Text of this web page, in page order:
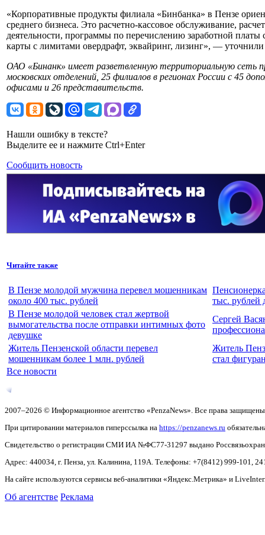
«Корпоративные продукты филиала «Бинбанка» в Пензе
среднего бизнеса. Это расчетно-кассовое обслуживание,
деятельности, программы по перечислению заработной
карты с лимитами овердрафт, эквайринг, лизинг», — уточнили
ОАО «Бинанк» имеет разветвленную территориальную
московских отделений, 25 филиалов в регионах России c 45
офисами и 26 представительств.
Нашли ошибку в тексте?
Выделите ее и нажмите Ctrl+Enter
Сообщить новость
Читайте также
В Пензе молодой мужчина перевел мошенникам
около 400 тыс. рублей
тыс. рублей
В Пензе молодой человек стал жертвой
вымогательства после отправки интимных фото
девушке
Сергей
Житель Пензенской области перевел
мошенникам более 1 млн. рублей
Житель
стал
Все новости
2007–2026 © Информационное агентство «PenzaNews». Все права
При цитировании материалов гиперссылка на https://penzanews.ru
Свидетельство о регистрации СМИ ИА №ФС77-31297 выдано
Адрес: 440034, г. Пенза, ул. Калинина, 119А. Телефоны: +7(8412) 999-101,
На сайте используются сервисы веб-аналитики «Яндекс.Метрика» и
Об агентстве Реклама